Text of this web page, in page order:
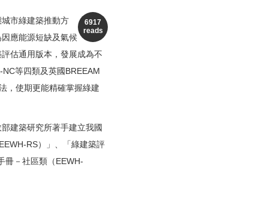
6917
reads
市綠建築推動方
應能源短缺及氣候
估通用版本，發展成為不
等四類及英國BREEAM
，使期更能精確掌握綠建
建築研究所著手建立我國
RS）」、「綠建築評
冊－社區類（EEWH-